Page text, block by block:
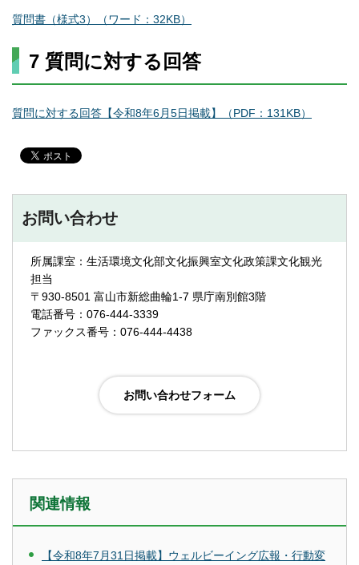
質問書（様式3）（ワード：32KB）
7 質問に対する回答
質問に対する回答【令和8年6月5日掲載】（PDF：131KB）
お問い合わせ
所属課室：生活環境文化部文化振興室文化政策課文化観光
担当
〒930-8501 富山市新総曲輪1-7 県庁南別館3階
電話番号：076-444-3339
ファックス番号：076-444-4438
関連情報
【令和8年7月31日掲載】ウェルビーイング広報・行動変